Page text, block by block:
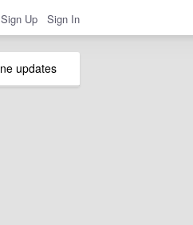
Sign Up Sign In
updates